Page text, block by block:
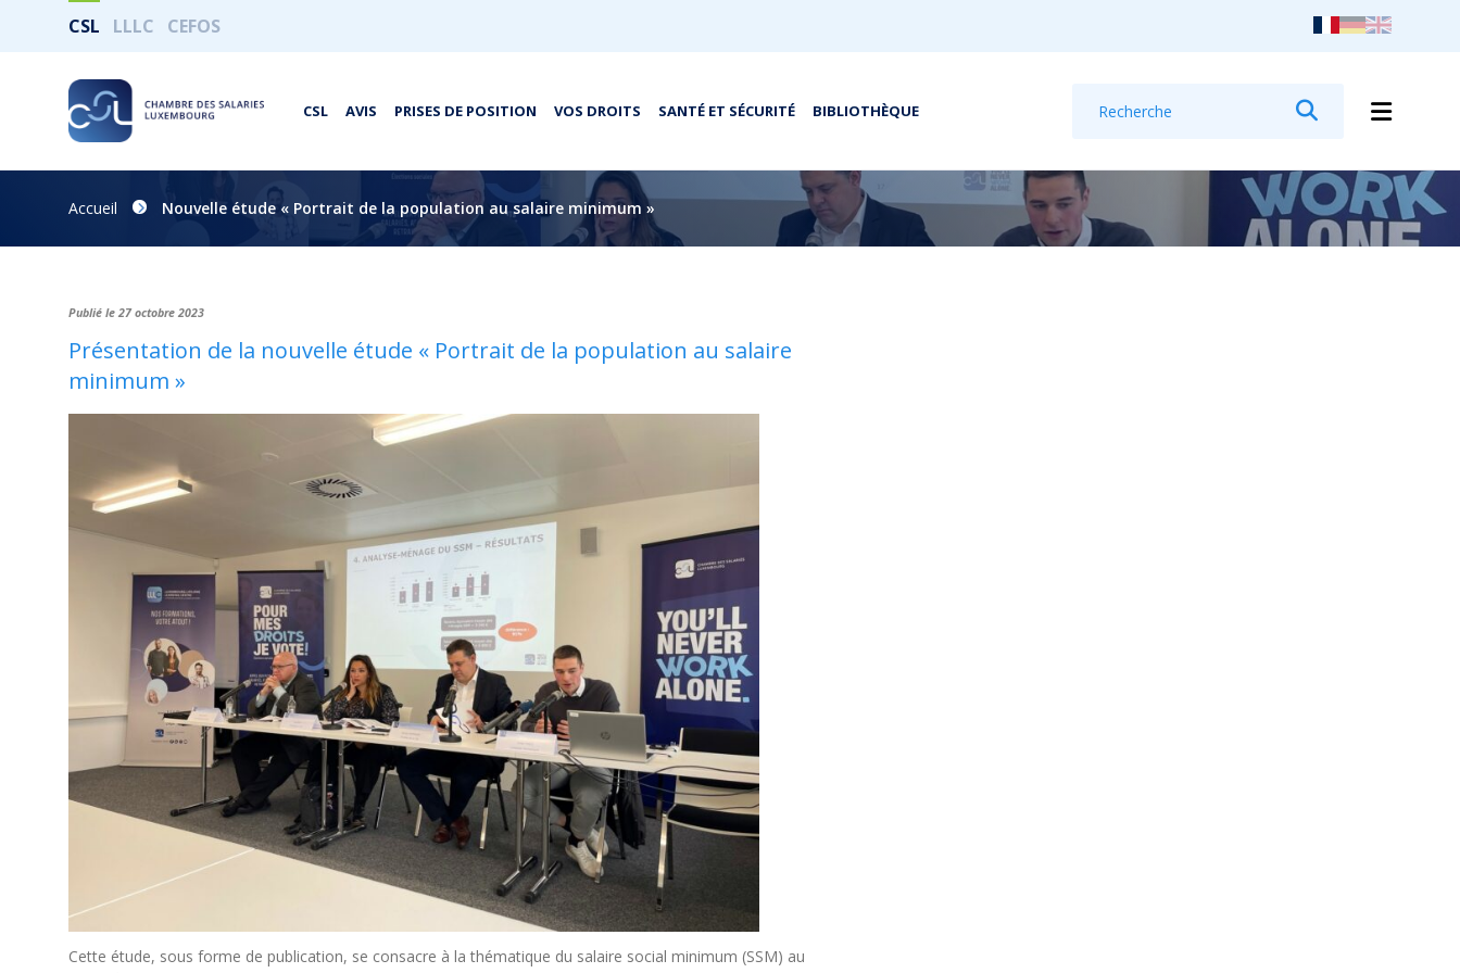
CSL LLLC CEFOS
CSL AVIS PRISES DE POSITION VOS DROITS SANTÉ ET SÉCURITÉ BIBLIOTHÈQUE
Accueil Nouvelle étude « Portrait de la population au salaire minimum »
Publié le 27 octobre 2023
Présentation de la nouvelle étude « Portrait de la population au salaire
minimum »
Cette étude, sous forme de publication, se consacre à la thématique du salaire social minimum (SSM) au